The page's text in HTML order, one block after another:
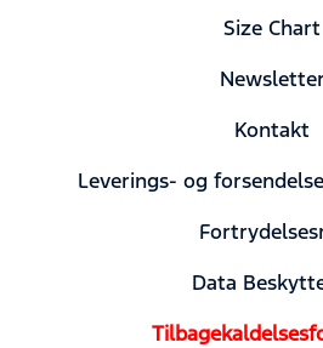
Size Chart
Newsletter
Kontakt
Leverings- og
Data